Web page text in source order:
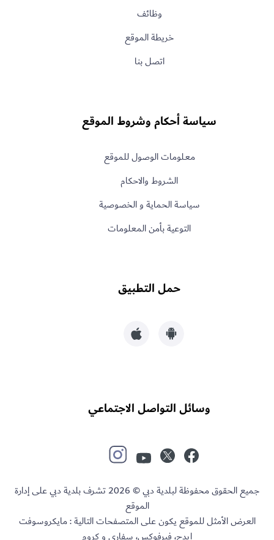
وظائف
خريطة الموقع
اتصل بنا
سياسة أحكام وشروط الموقع
معـلومات الوصول للموقع
الشروط والاحكام
سياسة الحماية و الخصوصية
التوعية بأمن المعلومات
حمل التطبيق
وسائل التواصل الاجتماعي
جميع الحقوق محفوظة لبلدية دبي © 2026 تشرف بلدية دبي على إدارة
الموقع
العرض الأمثل للموقع يكون على المتصفحات التالية : مايكروسوفت
إيدج، فيرفوكس، سفاري و كروم